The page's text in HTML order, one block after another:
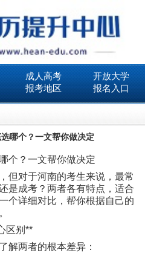
成人高考
开放大学
报考地区 报名入口
哪个？一文帮你做决定
个？一文帮你做决定
但对于河南的考生来说，最常
是成考？两者各有特点，适合
个详细对比，帮你根据自己的
区别**
解两者的根本差异：